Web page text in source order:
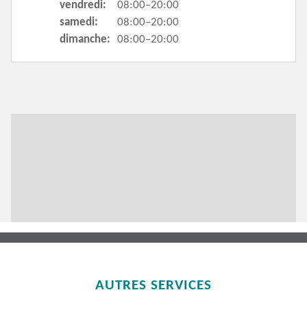
vendredi:
08:00–20:00
samedi:
08:00–20:00
dimanche:
08:00–20:00
AUTRES SERVICES